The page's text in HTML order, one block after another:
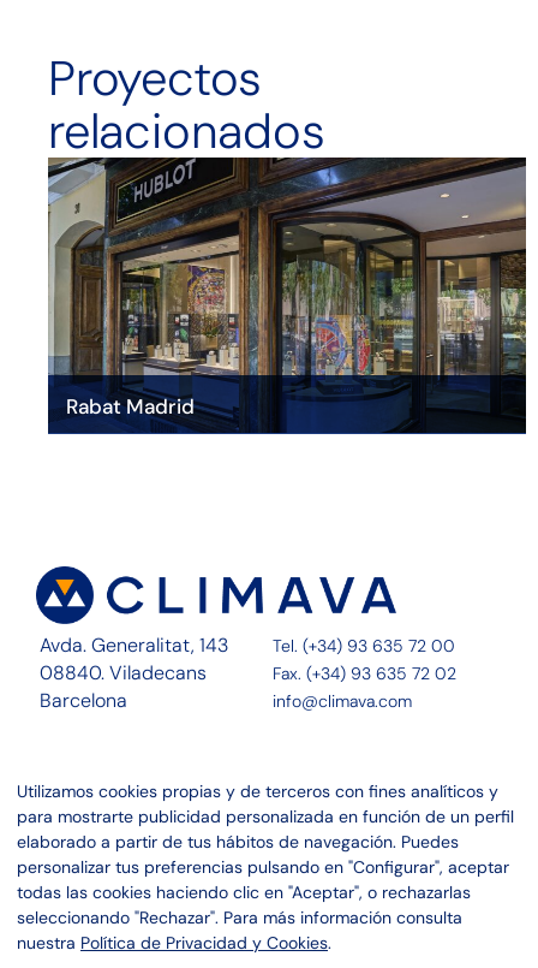
Proyectos
relacionados
Rabat Madrid
Avda. Generalitat, 143
08840. Viladecans
Barcelona
Tel. (+34) 93 635 72 00
Fax. (+34) 93 635 72 02
info@climava.com
Servicios
Proyectos
Noticias
Canal ético
Linkedin
Instagram
Aviso legal
Política de privacidad
Política de cookies
Utilizamos cookies propias y de terceros con fines analíticos y
para mostrarte publicidad personalizada en función de un perfil
elaborado a partir de tus hábitos de navegación. Puedes
personalizar tus preferencias pulsando en "Configurar", aceptar
todas las cookies haciendo clic en "Aceptar", o rechazarlas
seleccionando "Rechazar". Para más información consulta
nuestra Política de Privacidad y Cookies.